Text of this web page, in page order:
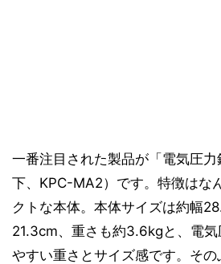
一番注目された製品が「電気圧
下、KPC-MA2）です。特徴はな
クトな本体。本体サイズは約幅
21.3cm、重さも約3.6kgと、電気
やすい重さとサイズ感です。そ